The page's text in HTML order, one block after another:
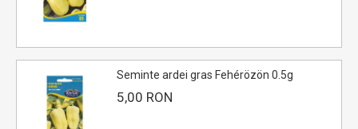
Seminte ardei gras Fehérözön 0.5g
5,00 RON